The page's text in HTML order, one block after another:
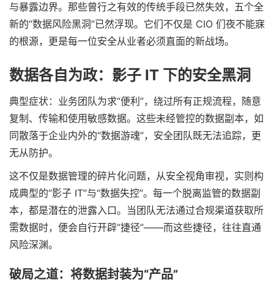
与暴露边界。那些曾行之有效的传统手段已然失效，五个全
新的“数据风险黑洞”已然浮现。它们不仅是 CIO 们夜不能寐
的根源，更是每一位安全从业者必须直面的新战场。
数据各自为政：影子 IT 下的安全黑洞
典型症状：业务团队为求“便利”，绕过所有正规流程，随意
复制、传输和使用敏感数据。这些未经管控的数据副本，如
同散落于企业内外的“数据游魂”，安全团队既无法追踪，更
无从防护。
这不仅是数据管理的碎片化问题，从安全视角审视，实则构
成典型的“影子 IT”与“数据失控”。每一个脱离监管的数据副
本，都是潜在的泄露入口。当团队无法通过合规渠道获取所
需数据时，便会自行开辟“捷径”——而这些捷径，往往直通
风险深渊。
破局之道：将数据封装为“产品”